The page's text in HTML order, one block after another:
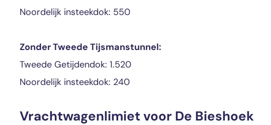
Noordelijk insteekdok: 550
Zonder Tweede Tijsmanstunnel:
Tweede Getijdendok: 1.520
Noordelijk insteekdok: 240
Vrachtwagenlimiet voor De Bieshoek